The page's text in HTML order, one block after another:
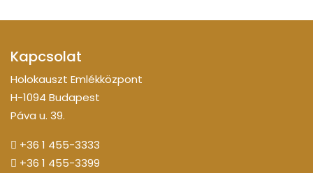
Kapcsolat
Holokauszt Emlékközpont
H-1094 Budapest
Páva u. 39.
+36 1 455-3333
+36 1 455-3399